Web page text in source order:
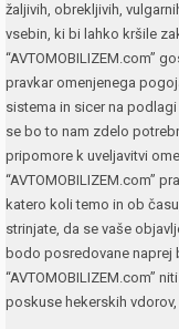
žaljivih, obrekljivih,
vsebin, ki bi lahko kršile
“AVTOMOBILIZEM.com”
pravkar omenjenega
sistema in sicer na
se bo to nam zdelo
pripomore k uveljavitvi
“AVTOMOBILIZEM.com”
katero koli temo in ob
strinjate, da se vaše
bodo posredovane naprej
“AVTOMOBILIZEM.com”
poskuse hekerskih